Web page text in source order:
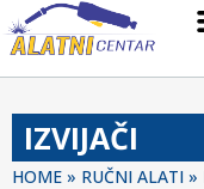
IZVIJAČI
HOME » RUČNI ALATI »